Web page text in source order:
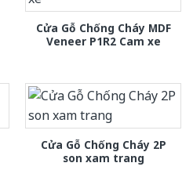
Cửa Gỗ Chống Cháy MDF
Veneer P1R2 Cam xe
Cửa Gỗ Chống Cháy 2P
son xam trang